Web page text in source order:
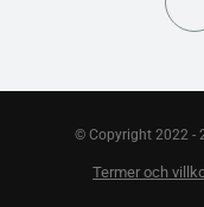
© Copyright 2022 -
Termer och